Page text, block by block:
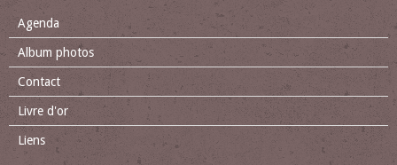
Agenda
Album photos
Contact
Livre d'or
Liens